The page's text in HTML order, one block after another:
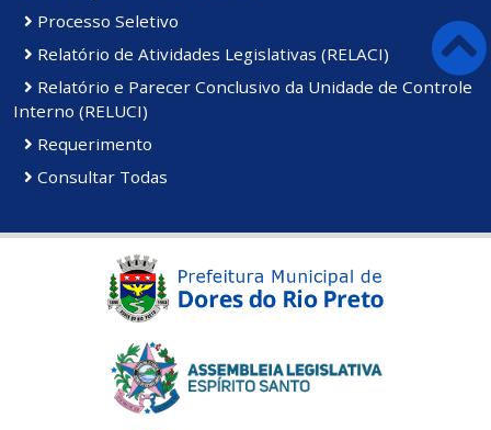
Processo Seletivo
Relatório de Atividades Legislativas (RELACI)
Relatório e Parecer Conclusivo da Unidade de Controle
Interno (RELUCI)
Requerimento
Consultar Todas